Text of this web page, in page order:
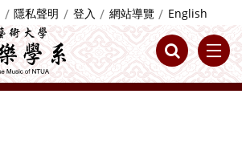
隱私聲明 登入 網站導覽 English